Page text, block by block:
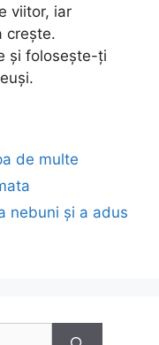
viitor, iar
crește.
și folosește-ți
de multe
nebuni și a adus